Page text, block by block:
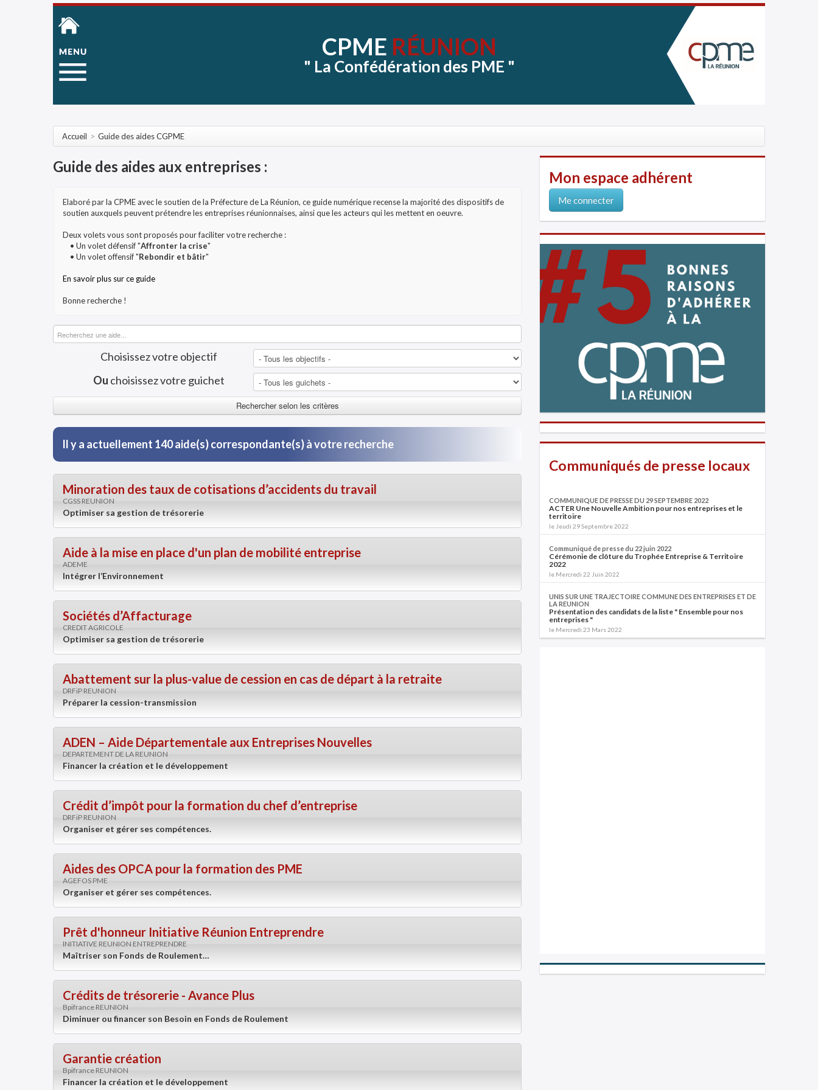
CPME RÉUNION
" La Confédération des PME "
Accueil > Guide des aides CGPME
Guide des aides aux entreprises :
Elaboré par la CPME avec le soutien de la Préfecture de La Réunion, ce guide numérique recense la majorité des dispositifs de
soutien auxquels peuvent prétendre les entreprises réunionnaises, ainsi que les acteurs qui les mettent en oeuvre.
Deux volets vous sont proposés pour faciliter votre recherche :
• Un volet défensif "Affronter la crise"
• Un volet offensif "Rebondir et bâtir"
En savoir plus sur ce guide
Bonne recherche !
Choisissez votre objectif
Ou choisissez votre guichet
Il y a actuellement 140 aide(s) correspondante(s) à votre recherche
Minoration des taux de cotisations d’accidents du travail
CGSS REUNION
Optimiser sa gestion de trésorerie
Aide à la mise en place d'un plan de mobilité entreprise
ADEME
Intégrer l’Environnement
Sociétés d’Affacturage
CREDIT AGRICOLE
Optimiser sa gestion de trésorerie
Abattement sur la plus-value de cession en cas de départ à la retraite
DRFiP REUNION
Préparer la cession-transmission
ADEN – Aide Départementale aux Entreprises Nouvelles
DEPARTEMENT DE LA REUNION
Financer la création et le développement
Crédit d’impôt pour la formation du chef d’entreprise
DRFiP REUNION
Organiser et gérer ses compétences.
Aides des OPCA pour la formation des PME
AGEFOS PME
Organiser et gérer ses compétences.
Prêt d'honneur Initiative Réunion Entreprendre
INITIATIVE REUNION ENTREPRENDRE
Maîtriser son Fonds de Roulement…
Crédits de trésorerie - Avance Plus
Bpifrance REUNION
Diminuer ou financer son Besoin en Fonds de Roulement
Garantie création
Bpifrance REUNION
Financer la création et le développement
Mon espace adhérent
Me connecter
Communiqués de presse locaux
COMMUNIQUE DE PRESSE DU 29 SEPTEMBRE 2022
ACTER Une Nouvelle Ambition pour nos entreprises et le
territoire
le Jeudi 29 Septembre 2022
Communiqué de presse du 22 juin 2022
Cérémonie de clôture du Trophée Entreprise & Territoire
2022
le Mercredi 22 Juin 2022
UNIS SUR UNE TRAJECTOIRE COMMUNE DES ENTREPRISES ET DE
LA REUNION
Présentation des candidats de la liste " Ensemble pour nos
entreprises "
le Mercredi 23 Mars 2022